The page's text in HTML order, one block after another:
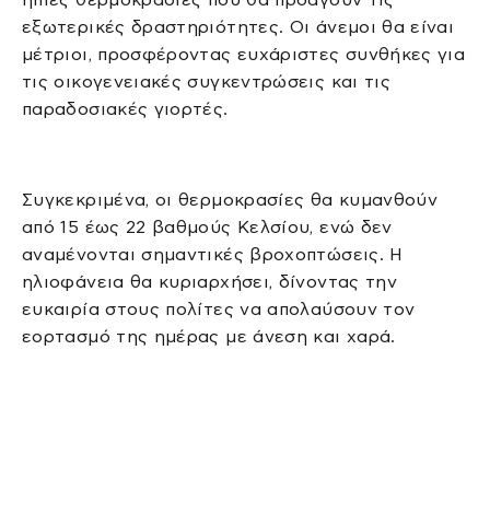
εξωτερικές δραστηριότητες. Οι άνεμοι θα είναι
μέτριοι, προσφέροντας ευχάριστες συνθήκες για
τις οικογενειακές συγκεντρώσεις και τις
παραδοσιακές γιορτές.
Συγκεκριμένα, οι θερμοκρασίες θα κυμανθούν
από 15 έως 22 βαθμούς Κελσίου, ενώ δεν
αναμένονται σημαντικές βροχοπτώσεις. Η
ηλιοφάνεια θα κυριαρχήσει, δίνοντας την
ευκαιρία στους πολίτες να απολαύσουν τον
εορτασμό της ημέρας με άνεση και χαρά.